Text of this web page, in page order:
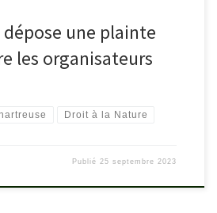
dépose une plainte
les organisateurs
Droit à la Nature
Publié 25 septembre 2023